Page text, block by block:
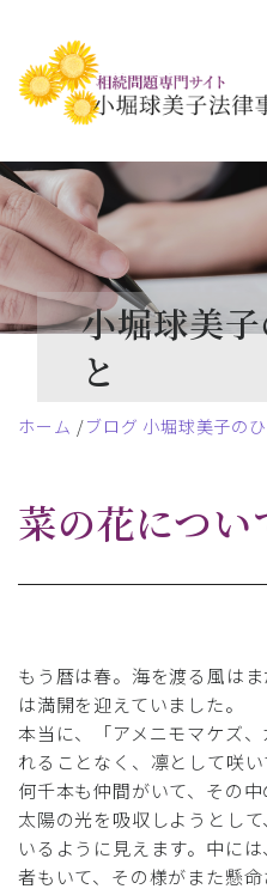
小堀球美
と
ホーム ブログ 小堀球美子の
菜の花につい
もう暦は春。海を渡る風は
は満開を迎えていました。
本当に、「アメニモマケズ
れることなく、凛として咲い
何千本も仲間がいて、その中
太陽の光を吸収しようとし
いるように見えます。中に
者もいて、その様がまた懸